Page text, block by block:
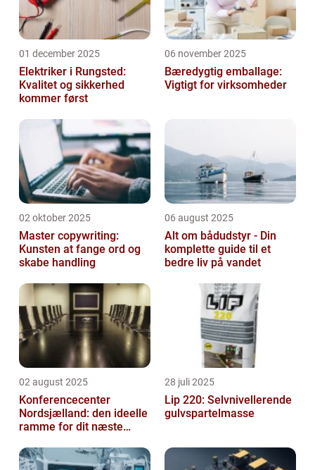
01 december 2025
Elektriker i Rungsted:
Kvalitet og sikkerhed
kommer først
06 november 2025
Bæredygtig emballage:
Vigtigt for virksomheder
02 oktober 2025
Master copywriting:
Kunsten at fange ord og
skabe handling
06 august 2025
Alt om bådudstyr - Din
komplette guide til et
bedre liv på vandet
02 august 2025
Konferencecenter
Nordsjælland: den ideelle
ramme for dit næste
28 juli 2025
Lip 220: Selvnivellerende
gulvspartelmasse